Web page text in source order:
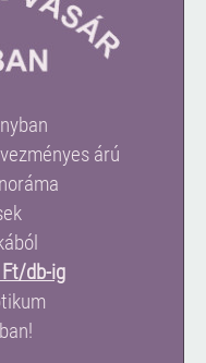
árú
db-ig